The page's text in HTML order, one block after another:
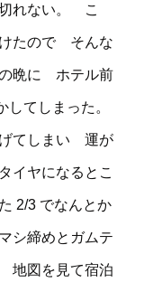
れない。 こ
けたので そんな
晩に ホテル前
てしまった。
げてしまい 運が
イヤになるとこ
2/3 でなんとか
シ締めとガムテ
地図を見て宿泊